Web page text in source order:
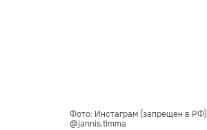
Фото: Инстаграм (запрещен в РФ)
@jannis.timma